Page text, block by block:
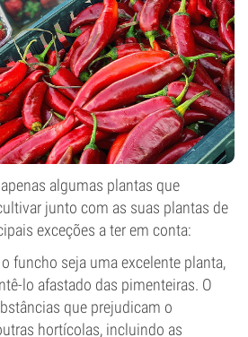
algumas plantas que
junto com as suas plantas de
exceções a ter em conta:
funcho seja uma excelente planta,
lo afastado das pimenteiras. O
que prejudicam o
hortícolas, incluindo as